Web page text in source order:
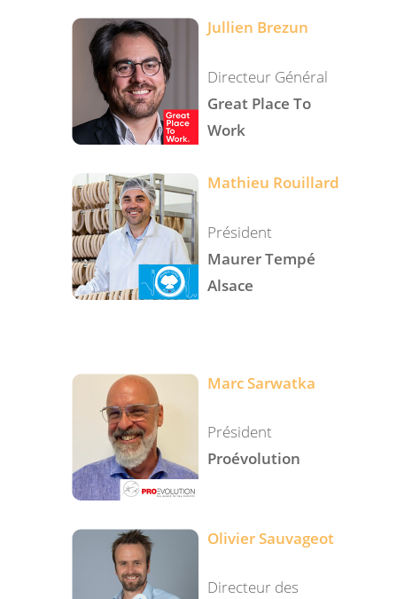
Jullien Brezun
Directeur Général
Great Place To
Work
Mathieu Rouillard
Président
Maurer Tempé
Alsace
Marc Sarwatka
Président
Proévolution
Olivier Sauvageot
Directeur des